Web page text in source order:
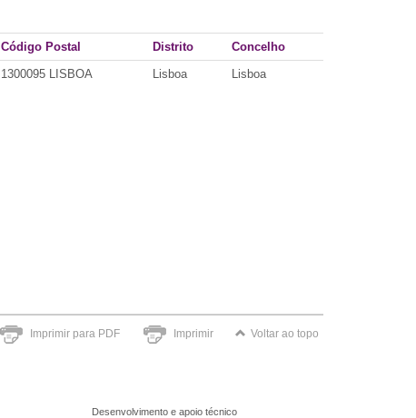
Código Postal Distrito
Concelho
1300095 LISBOA Lisboa Lisboa
Imprimir para PDF Imprimir Voltar ao topo
Desenvolvimento e apoio técnico